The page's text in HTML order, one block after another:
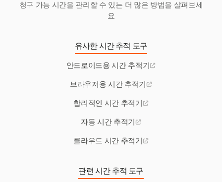
청구 가능 시간을 관리할 수 있는 더 많은 방법을 살펴보세
요
유사한 시간 추적 도구
안드로이드용 시간 추적기
브라우저용 시간 추적기
합리적인 시간 추적기
자동 시간 추적기
클라우드 시간 추적기
관련 시간 추적 도구